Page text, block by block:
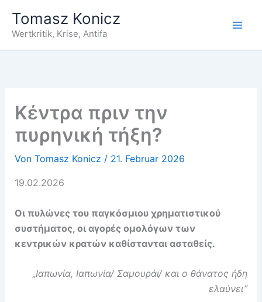
Inhalt
springen
Tomasz Konicz
Wertkritik, Krise, Antifa
Κέντρα πριν την
πυρηνική τήξη?
Von Tomasz Konicz / 21. Februar 2026
19.02.2026
Οι πυλώνες του παγκόσμιου χρηματιστικού
συστήματος, οι αγορές ομολόγων των
κεντρικών κρατών καθίστανται ασταθείς.
„Ιαπωνία, Ιαπωνία/ Σαμουράι/ και ο θάνατος ήδη
ελαύνει”